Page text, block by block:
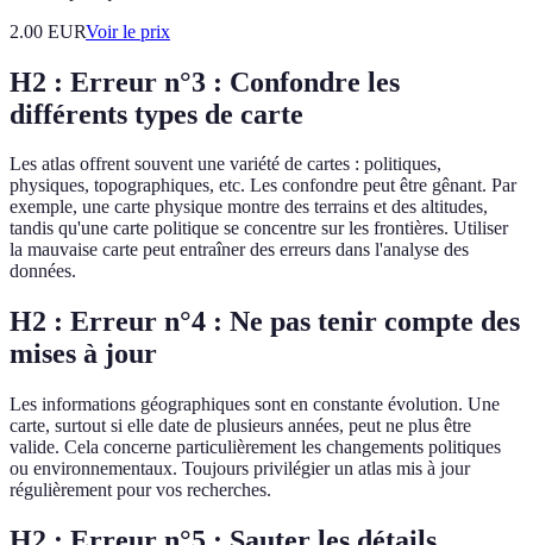
2.00 EURVoir le prix
H2 : Erreur n°3 : Confondre les
différents types de carte
Les atlas offrent souvent une variété de cartes : politiques,
physiques, topographiques, etc. Les confondre peut être gênant. Par
exemple, une carte physique montre des terrains et des altitudes,
tandis qu'une carte politique se concentre sur les frontières. Utiliser
la mauvaise carte peut entraîner des erreurs dans l'analyse des
données.
H2 : Erreur n°4 : Ne pas tenir compte des
mises à jour
Les informations géographiques sont en constante évolution. Une
carte, surtout si elle date de plusieurs années, peut ne plus être
valide. Cela concerne particulièrement les changements politiques
ou environnementaux. Toujours privilégier un atlas mis à jour
régulièrement pour vos recherches.